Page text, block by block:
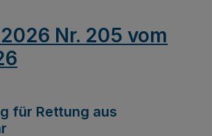
Nr. 205 vom
für Rettung aus